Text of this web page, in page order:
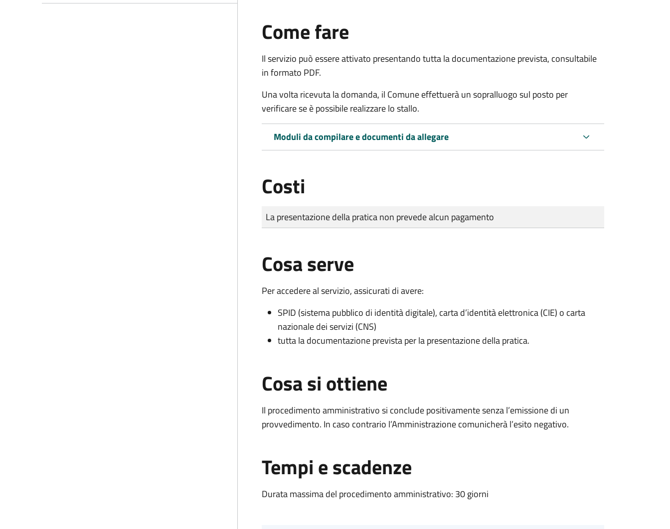
Come fare
Il servizio può essere attivato presentando tutta la documentazione prevista, consultabile
in formato PDF.
Una volta ricevuta la domanda, il Comune effettuerà un sopralluogo sul posto per
verificare se è possibile realizzare lo stallo.
Moduli da compilare e documenti da allegare
Costi
Tipo di pagamento
Importo
La presentazione della pratica non prevede alcun pagamento
Cosa serve
Per accedere al servizio, assicurati di avere:
SPID (sistema pubblico di identità digitale), carta d’identità elettronica (CIE) o carta
nazionale dei servizi (CNS)
tutta la documentazione prevista per la presentazione della pratica.
Cosa si ottiene
Il procedimento amministrativo si conclude positivamente senza l’emissione di un
provvedimento. In caso contrario l’Amministrazione comunicherà l’esito negativo.
Tempi e scadenze
Durata massima del procedimento amministrativo: 30 giorni